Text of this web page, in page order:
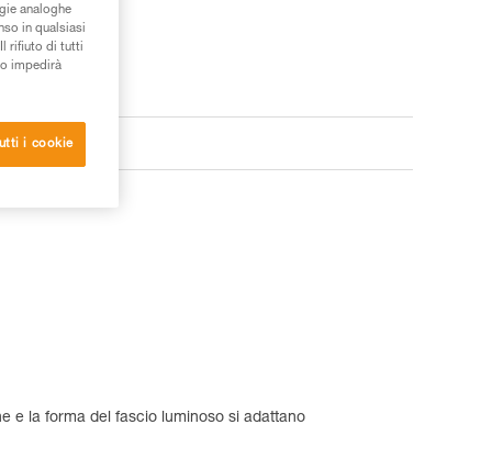
e la forma del fascio luminoso si adattano
analoghe
in qualsiasi
rifiuto di tutti
impedirà
i cookie